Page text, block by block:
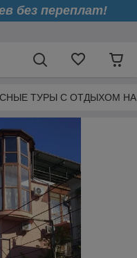
без переплат!
ТУРЫ С ОТДЫХОМ